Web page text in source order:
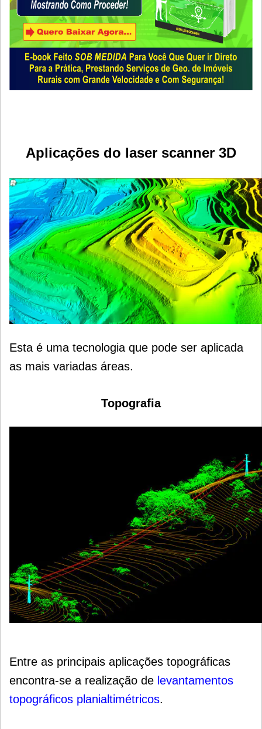
Aplicações do laser scanner 3D
Esta é uma tecnologia que pode ser aplicada
as mais variadas áreas.
Topografia
Entre as principais aplicações topográficas
encontra-se a realização de evantamentos
topográficos planialtimétricos.